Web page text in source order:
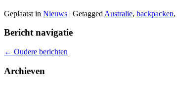
Geplaatst in Nieuws | Getagged Australie, backpacken,
Bericht navigatie
← Oudere berichten
Archieven